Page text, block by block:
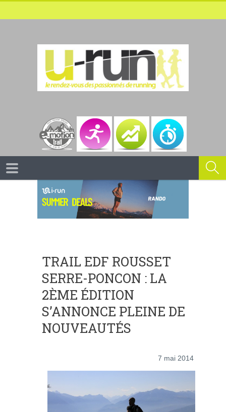
TRAIL EDF ROUSSET
SERRE-PONCON : LA
2ÈME ÉDITION
S’ANNONCE PLEINE DE
NOUVEAUTÉS
7 mai 2014